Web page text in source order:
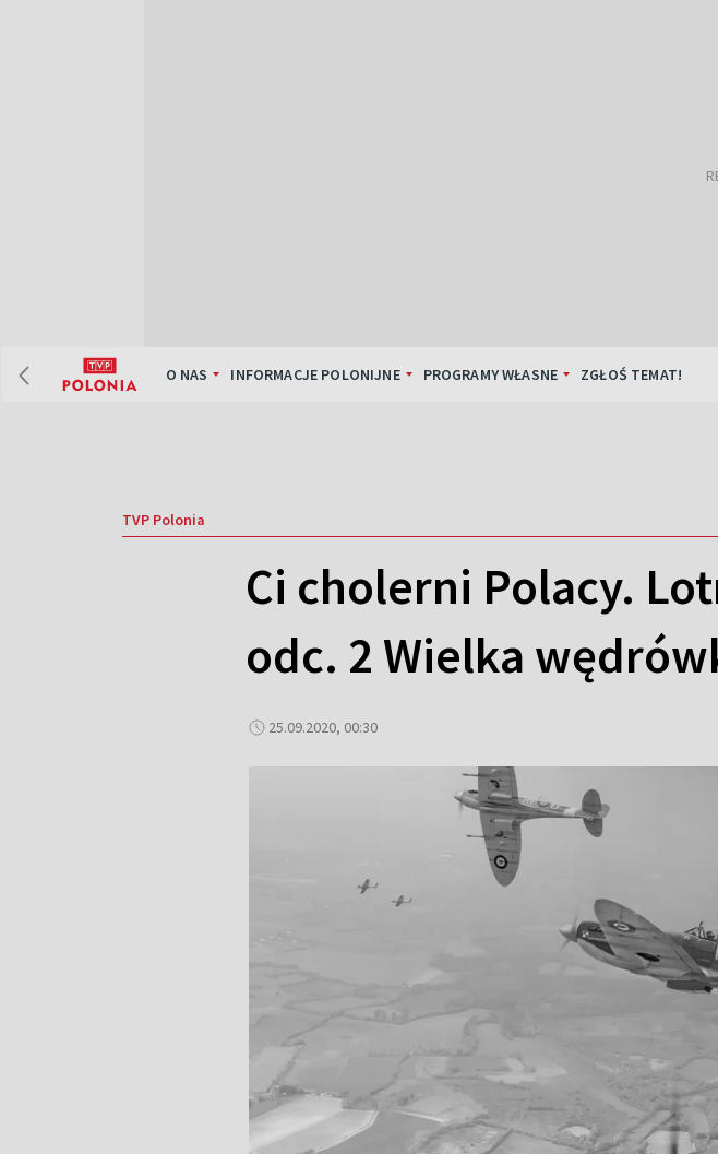
O NAS INFORMACJE POLONIJNE PROGRAMY WŁASNE ZGŁOŚ TEMAT!
TVP Polonia
Ci cholerni Polacy.
odc. 2 Wielka
25.09.2020, 00:30